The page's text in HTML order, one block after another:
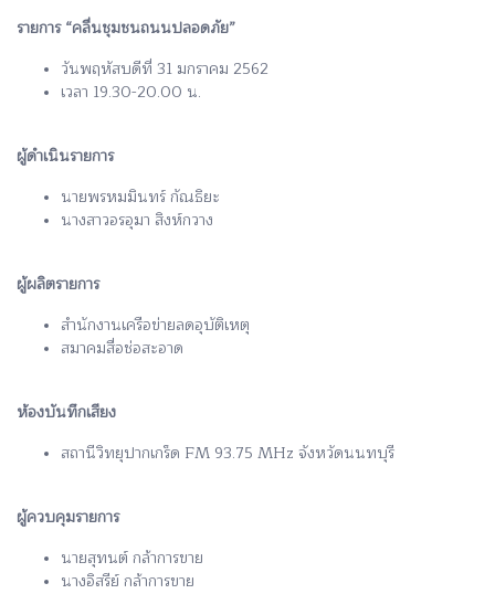
รายการ “คลื่นชุมชนถนนปลอดภัย”
วันพฤหัสบดีที่ 31 มกราคม 2562
เวลา 19.30-20.00 น.
ผู้ดำเนินรายการ
นายพรหมมินทร์ กัณธิยะ
นางสาวอรอุมา สิงห์กวาง
ผู้ผลิตรายการ
สำนักงานเครือข่ายลดอุบัติเหตุ
สมาคมสื่อช่อสะอาด
ห้องบันทึกเสียง
สถานีวิทยุปากเกร็ด FM 93.75 MHz จังหวัดนนทบุรี
ผู้ควบคุมรายการ
นายสุทนต์ กล้าการขาย
นางอิสรีย์ กล้าการขาย